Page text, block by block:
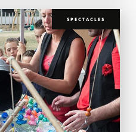
SPECTACLES